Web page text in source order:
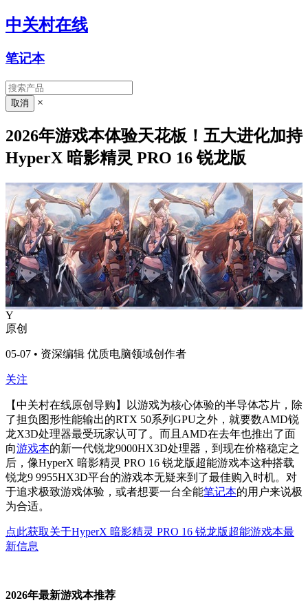
中关村在线
笔记本
×
2026年游戏本体验天花板！五大进化加持
HyperX 暗影精灵 PRO 16 锐龙版
Y
原创
05-07 • 资深编辑 优质电脑领域创作者
关注
【中关村在线原创导购】以游戏为核心体验的半导体芯片，除
了担负图形性能输出的RTX 50系列GPU之外，就要数AMD锐
龙X3D处理器最受玩家认可了。而且AMD在去年也推出了面
向游戏本的新一代锐龙9000HX3D处理器，到现在价格稳定之
后，像HyperX 暗影精灵 PRO 16 锐龙版超能游戏本这种搭载
锐龙9 9955HX3D平台的游戏本无疑来到了最佳购入时机。对
于追求极致游戏体验，或者想要一台全能笔记本的用户来说极
为合适。
点此获取关于HyperX 暗影精灵 PRO 16 锐龙版超能游戏本最
新信息
2026年最新游戏本推荐